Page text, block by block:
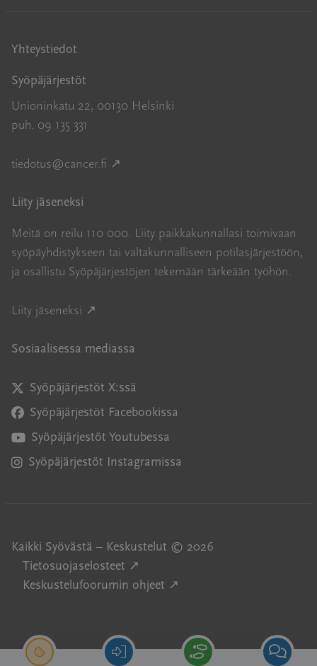
Yhteystiedot
Syöpäjärjestöt
Unioninkatu 22, 00130 Helsinki
puh. 09 135 331
tiedotus@cancer.fi ↗
Liity jäseneksi
Meitä on reilu 110 000. Liity paikkakunnallasi toimivaan
syöpäyhdistykseen tai valtakunnalliseen potilasjärjestöön,
ja osallistu Syöpäjärjestöjen tekemään tärkeään työhön.
Liity jäseneksi ↗
Sosiaalisessa mediassa
Syöpäjärjestöt X:ssä
Avautuu uuteen ikkunaan
Syöpäjärjestöt Facebookissa
Avautuu uuteen ikkunaan
Syöpäjärjestöt Youtubessa
Avautuu uuteen ikkunaan
Syöpäjärjestöt Instagramissa
Avautuu uuteen ikkunaan
Kaikki Syövästä – Keskustelut © 2026
Tietosuojaselosteet ↗
Keskustelufoorumin ohjeet ↗